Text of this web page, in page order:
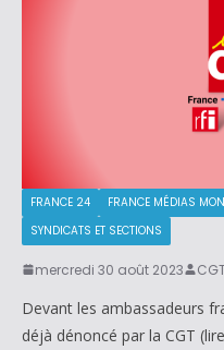
FRANCE 24 FRANCE MÉDIAS
SYNDICATS ET SECTIONS
mercredi 30 août 2023
Devant les ambassadeurs
déjà dénoncé par la CGT